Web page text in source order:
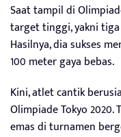
Saat tampil di
target tinggi, yakni
Hasilnya, dia sukses
100 meter gaya bebas.
Kini, atlet cantik
Olimpiade Tokyo
emas di turnamen